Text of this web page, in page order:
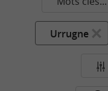
Urrugne